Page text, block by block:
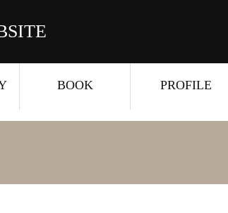
BOOK PROFILE